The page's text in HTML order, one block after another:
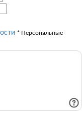
* Персональные